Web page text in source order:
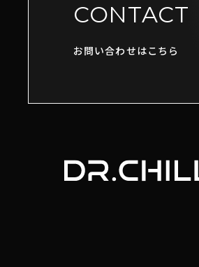
CONTACT
お問い合わせはこちら